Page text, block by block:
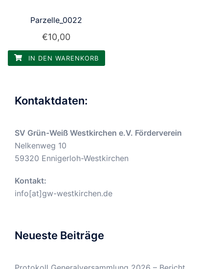
Parzelle_0022
€10,00
IN DEN WARENKORB
Kontaktdaten:
SV Grün-Weiß Westkirchen e.V. Förderverein
Nelkenweg 10
59320 Ennigerloh-Westkirchen
Kontakt:
info[at]gw-westkirchen.de
Neueste Beiträge